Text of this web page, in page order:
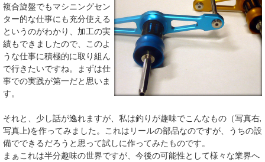
複合旋盤でもマシニングセン
ター的な仕事にも充分使える
というのがわかり、加工の実
績もできましたので、このよ
うな仕事に積極的に取り組ん
で行きたいですね。まずは仕
事での実践が第一だと思いま
す。
それと、少し話が逸れますが、私は釣りが趣味でこんなもの（写真右,
写真上)を作ってみました。これはリールの部品なのですが、うちの設
備でできるだろうと思って試しに作ってみたものです。
まぁこれは半分趣味の世界ですが、今後の可能性として様々な業界へ